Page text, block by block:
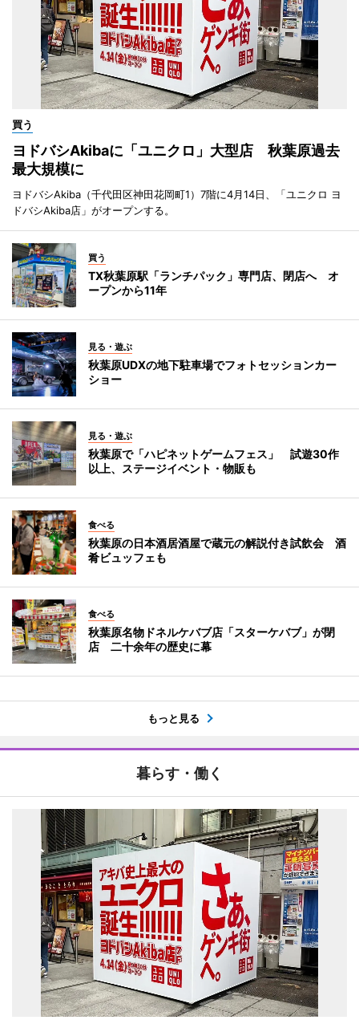
買う
ヨドバシAkibaに「ユニクロ」大型店 秋葉原過去
最大規模に
ヨドバシAkiba（千代田区神田花岡町1）7階に4月14日、「ユニクロ ヨ
ドバシAkiba店」がオープンする。
買う
TX秋葉原駅「ランチパック」専門店、閉店へ オ
ープンから11年
見る・遊ぶ
秋葉原UDXの地下駐車場でフォトセッションカー
ショー
見る・遊ぶ
秋葉原で「ハピネットゲームフェス」 試遊30作
以上、ステージイベント・物販も
食べる
秋葉原の日本酒居酒屋で蔵元の解説付き試飲会 酒
肴ビュッフェも
食べる
秋葉原名物ドネルケバブ店「スターケバブ」が閉
店 二十余年の歴史に幕
もっと見る
暮らす・働く